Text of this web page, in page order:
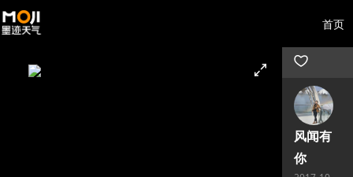
首页
风闻有
你